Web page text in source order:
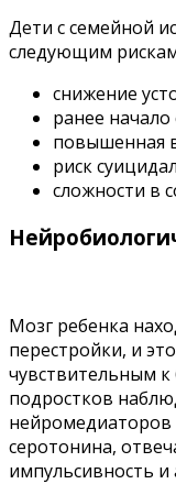
Дети с семейной
следующим
снижение
ранее
повышенная
риск
сложности в
Мозг ребенка
перестройки, и
чувствительным
подростков
серотонина,
импульсивность и